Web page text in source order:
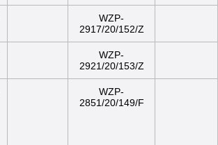
WZP-
2917/20/152/Z
WZP-
2921/20/153/Z
WZP-
2851/20/149/F